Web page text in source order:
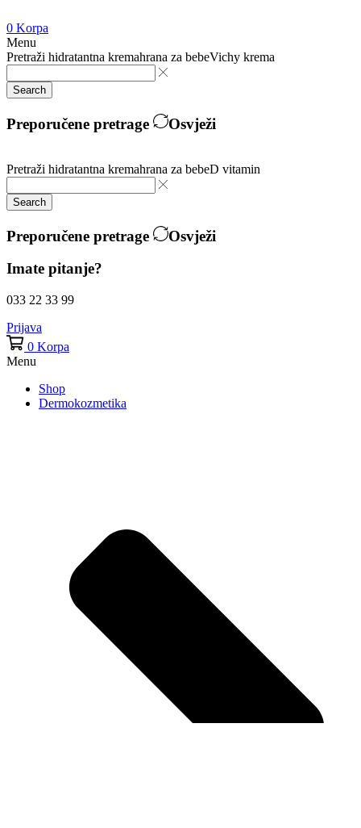
0 Korpa
Menu
Pretraži hidratantna kremahrana za bebeVichy krema
Search
Preporučene pretrage Osvježi
Pretraži hidratantna kremahrana za bebeD vitamin
Search
Preporučene pretrage
Osvježi
Imate pitanje?
033 22 33 99
Prijava
0 Korpa
Menu
Shop
Dermokozmetika